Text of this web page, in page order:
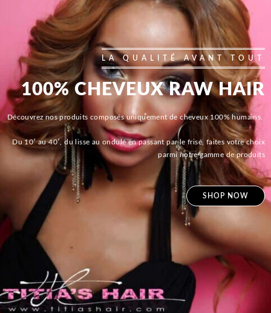
LA QUALITÉ AVANT TOUT
100% CHEVEUX RAW HAIR
Découvrez nos produits composés uniquement de cheveux 100% humains.
Du 10′ au 40′, du lisse au ondulé en passant par le frisé, faites votre choix
parmi notre gamme de produits
SHOP NOW